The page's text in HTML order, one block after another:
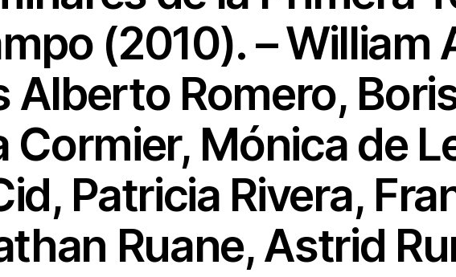
(2010). – William
Alberto Romero,
Cormier, Mónica de
Patricia Rivera,
Ruane, Astrid